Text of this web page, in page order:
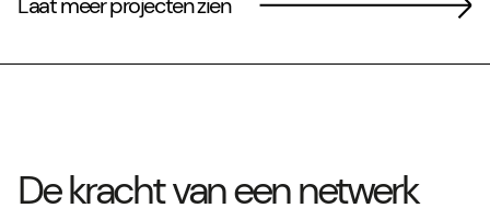
De kracht van een netwerk